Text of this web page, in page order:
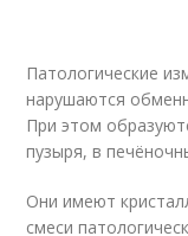
Патологические
нарушаются
При этом
пузыря, в
Они имеют
смеси